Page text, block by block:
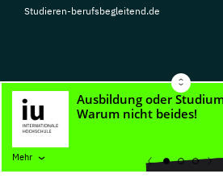
Mehr
Studieren-berufsbegleitend.de
© Copyright 2026, TarGroup Media GmbH